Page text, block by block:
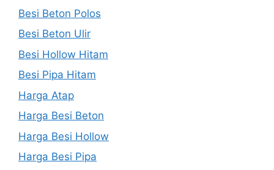
Besi Beton Polos
Besi Beton Ulir
Besi Hollow Hitam
Besi Pipa Hitam
Harga Atap
Harga Besi Beton
Harga Besi Hollow
Harga Besi Pipa